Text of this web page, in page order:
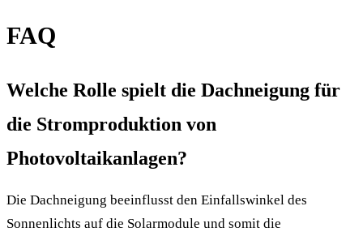
FAQ
Welche Rolle spielt die Dachneigung für
die Stromproduktion von
Photovoltaikanlagen?
Die Dachneigung beeinflusst den Einfallswinkel des
Sonnenlichts auf die Solarmodule und somit die